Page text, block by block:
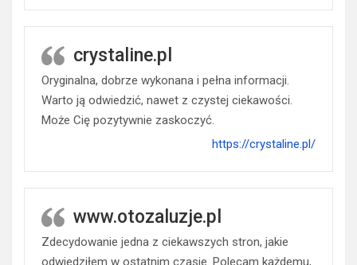
crystaline.pl
Oryginalna, dobrze wykonana i pełna informacji.
Warto ją odwiedzić, nawet z czystej ciekawości.
Może Cię pozytywnie zaskoczyć.
https://crystaline.pl/
www.otozaluzje.pl
Zdecydowanie jedna z ciekawszych stron, jakie
odwiedziłem w ostatnim czasie. Polecam każdemu,